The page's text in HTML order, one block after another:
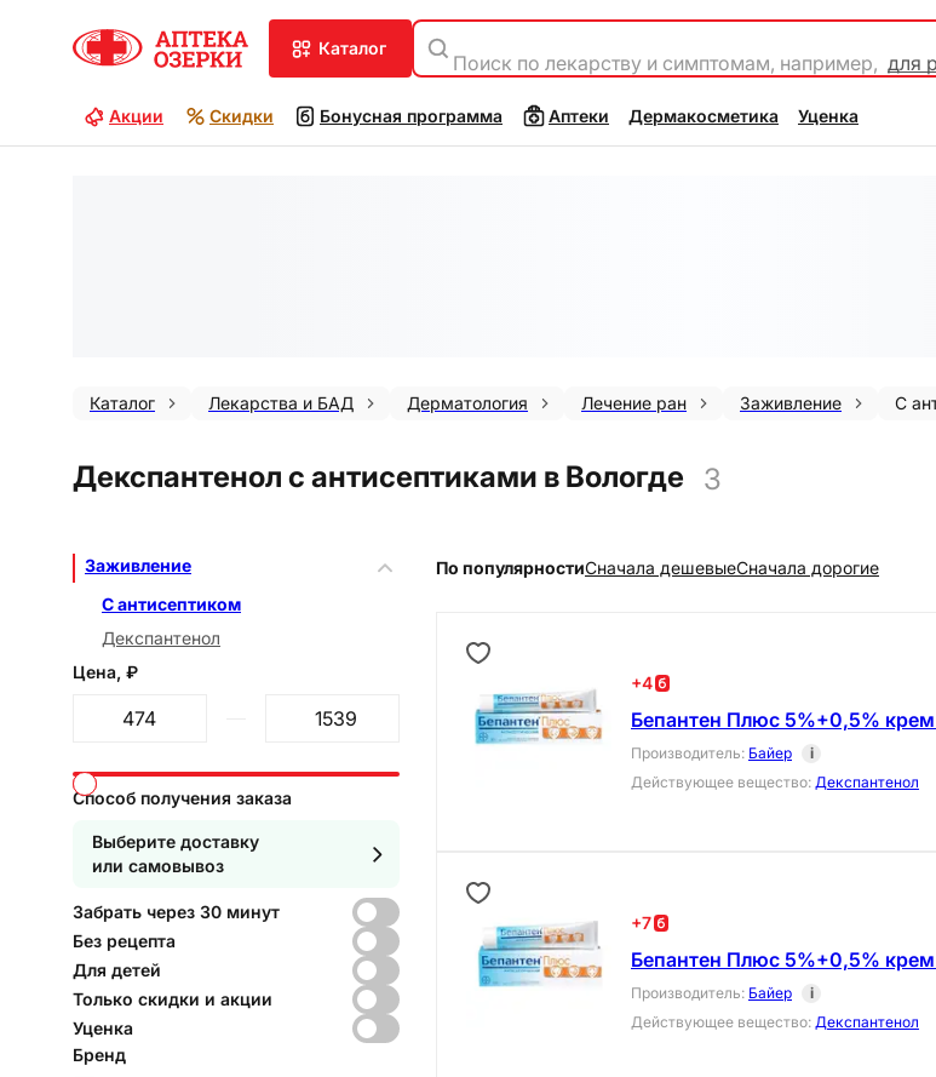
каталог
Поиск по лекарству и симптомам, например, для
Акции Скидки Бонусная программа Аптеки Дермакосметика Уценка
Каталог Лекарства и БАД Дерматология Лечение ран Заживление С
Декспантенол с антисептиками в Вологде 3
Заживление
С антисептиком
Декспантенол
Цена, ₽
Способ получения заказа
Выберите доставку
или самовывоз
Забрать через 30 минут
Без рецепта
Для детей
Только скидки и акции
Уценка
Бренд
По популярностиCначала дешевыеCначала дорогие
+4
Бепантен Плюс 5%+0,5%
Производитель: Байер
i
Действующее вещество: Декспантенол
+7
Бепантен Плюс 5%+0,5%
Производитель: Байер
i
Действующее вещество: Декспантенол